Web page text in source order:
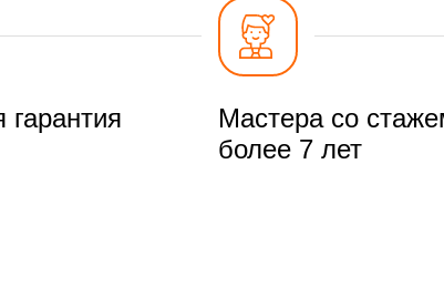
Мастера со
более 7 лет